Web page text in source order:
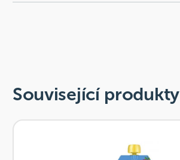
Související produkty